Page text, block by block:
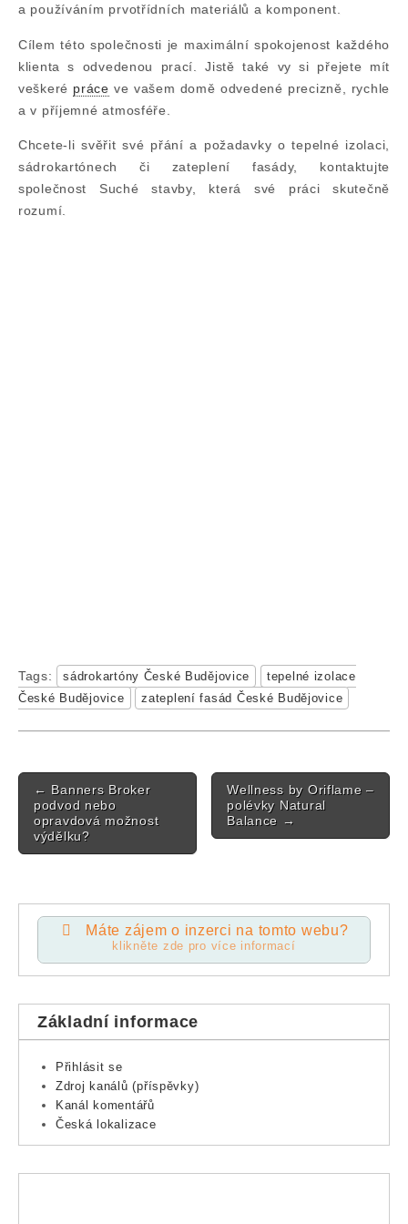
a používáním prvotřídních materiálů a komponent.
Cílem této společnosti je maximální spokojenost každého
klienta s odvedenou prací. Jistě také vy si přejete mít
veškeré práce ve vašem domě odvedené precizně, rychle
a v příjemné atmosféře.
Chcete-li svěřit své přání a požadavky o tepelné izolaci,
sádrokartónech či zateplení fasády, kontaktujte
společnost Suché stavby, která své práci skutečně
rozumí.
Tags: sádrokartóny České Budějovice
tepelné izolace
České Budějovice
zateplení fasád České Budějovice
Post navigation
← Banners Broker
podvod nebo
opravdová možnost
výdělku?
Wellness by Oriflame –
polévky Natural
Balance →
Máte zájem o inzerci na tomto webu?
klikněte zde pro více informací
Základní informace
Přihlásit se
Zdroj kanálů (příspěvky)
Kanál komentářů
Česká lokalizace